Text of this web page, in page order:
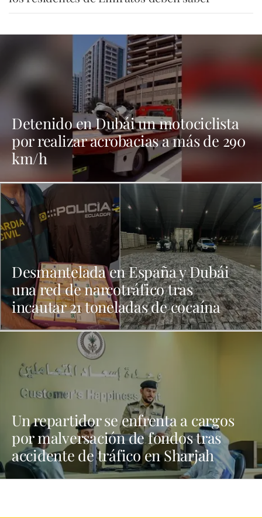
Detenido en Dubái un motociclista
por realizar acrobacias a más de 290
km/h
Desmantelada en España y Dubái
una red de narcotráfico tras
incautar 21 toneladas de cocaína
Un repartidor se enfrenta a cargos
por malversación de fondos tras
accidente de tráfico en Sharjah